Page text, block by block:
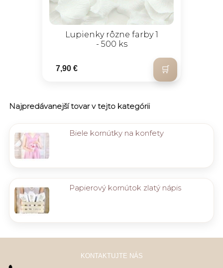
Lupienky rôzne farby 1
- 500 ks
7,90 €
Najpredávanejší tovar v tejto kategórii
Biele kornútky na konfety
Papierový kornútok zlatý nápis
KONTAKTUJTE NÁS